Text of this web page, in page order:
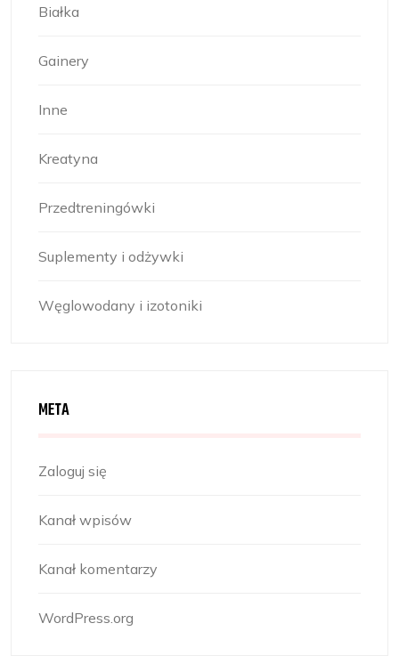
Białka
Gainery
Inne
Kreatyna
Przedtreningówki
Suplementy i odżywki
Węglowodany i izotoniki
META
Zaloguj się
Kanał wpisów
Kanał komentarzy
WordPress.org